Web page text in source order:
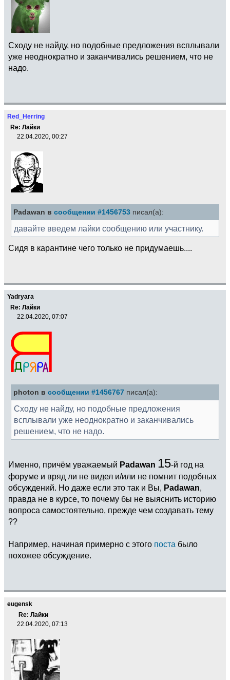
Сходу не найду, но подобные предложения всплывали
уже неоднократно и заканчивались решением, что не
надо.
Red_Herring
Re: Лайки
22.04.2020, 00:27
Padawan в сообщении #1456753 писал(а):
давайте введем лайки сообщению или участнику.
Сидя в карантине чего только не придумаешь....
Yadryara
Re: Лайки
22.04.2020, 07:07
photon в сообщении #1456767 писал(а):
Сходу не найду, но подобные предложения
всплывали уже неоднократно и заканчивались
решением, что не надо.
Именно, причём уважаемый Padawan 15-й год на
форуме и вряд ли не видел и/или не помнит подобных
обсуждений. Но даже если это так и Вы, Padawan,
правда не в курсе, то почему бы не выяснить историю
вопроса самостоятельно, прежде чем создавать тему
??
Например, начиная примерно с этого поста было
похожее обсуждение.
eugensk
Re: Лайки
22.04.2020, 07:13